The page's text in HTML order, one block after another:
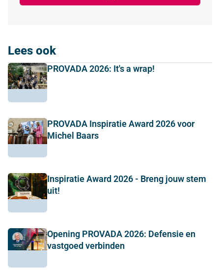
Lees ook
PROVADA 2026: It's a wrap!
PROVADA Inspiratie Award 2026 voor
Michel Baars
Inspiratie Award 2026 - Breng jouw stem
uit!
Opening PROVADA 2026: Defensie en
vastgoed verbinden